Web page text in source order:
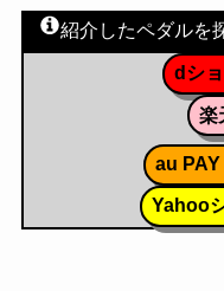
紹介したペダルを
dシ
楽
au PAY
Yahoo